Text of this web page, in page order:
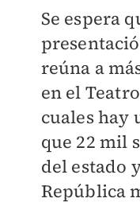
Se espera
reúna a
en el
cuales hay
que 22 mil
del estado
República